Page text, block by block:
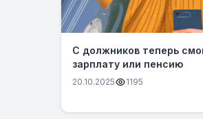
С должников теперь
зарплату или пенсию
20.10.2025 1195